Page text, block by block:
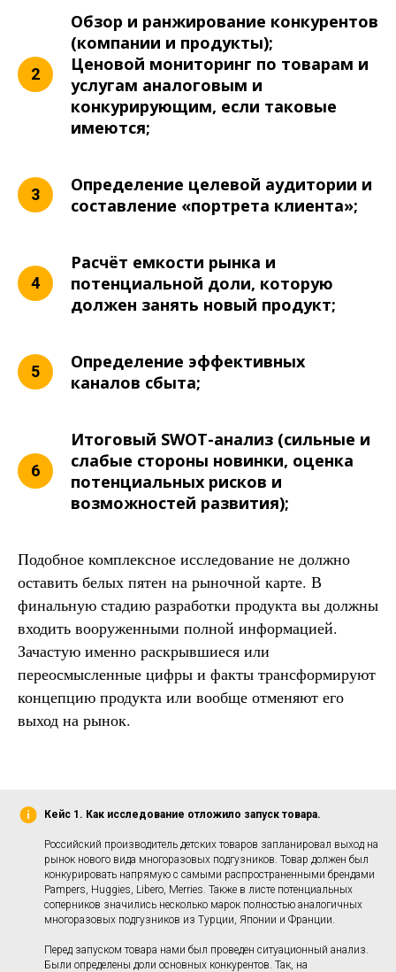
Обзор и ранжирование конкурентов
(компании и продукты);
Ценовой мониторинг по товарам и
услугам аналоговым и
конкурирующим, если таковые
имеются;
Определение целевой аудитории и
составление «портрета клиента»;
Расчёт емкости рынка и
потенциальной доли, которую
должен занять новый продукт;
Определение эффективных
каналов сбыта;
Итоговый SWOT-анализ (сильные и
слабые стороны новинки, оценка
потенциальных рисков и
возможностей развития);
Подобное комплексное исследование не должно
оставить белых пятен на рыночной карте. В
финальную стадию разработки продукта вы должны
входить вооруженными полной информацией.
Зачастую именно раскрывшиеся или
переосмысленные цифры и факты трансформируют
концепцию продукта или вообще отменяют его
выход на рынок.
Кейс 1. Как исследование отложило запуск товара.
Российский производитель детских товаров запланировал выход на
рынок нового вида многоразовых подгузников. Товар должен был
конкурировать напрямую с самыми распространенными брендами
Pampers, Huggies, Libero, Merries. Также в листе потенциальных
соперников значились несколько марок полностью аналогичных
многоразовых подгузников из Турции, Японии и Франции.
Перед запуском товара нами был проведен ситуационный анализ.
Были определены доли основных конкурентов. Так, на